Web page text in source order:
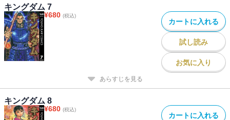
キングダム 7
¥680 (税込)
カートに入れる
試し読み
お気に入り
あらすじを見る
キングダム 8
¥680 (税込)
カートに入れる